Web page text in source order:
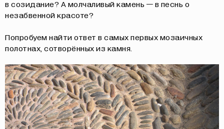
в созидание? А молчаливый камень — в песнь о
незабвенной красоте?
Попробуем найти ответ в самых первых мозаичных
полотнах, сотворённых из камня.